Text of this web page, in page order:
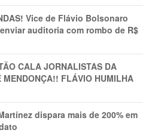
Vice de Flávio Bolsonaro
auditoria com rombo de R$
CALA JORNALISTAS DA
FLÁVIO HUMILHA
dispara mais de 200% em